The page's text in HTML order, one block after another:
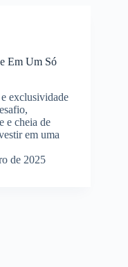
Em Um Só
exclusividade
e cheia de
em uma
de 2025